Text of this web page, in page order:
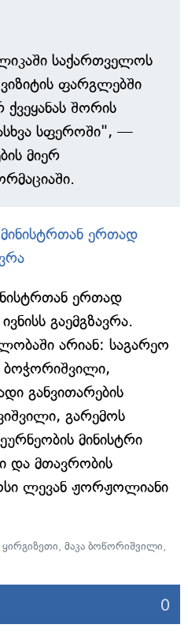
საქართველოს
ფარგლებში
შორის
სფეროში", —
მიერ
ერთად
ერთად
გაემგზავრა.
არიან: საგარეო
ბოჭორიშვილი,
განვითარების
გარემოს
მინისტრი
და მთავრობის
ლევან ჟორჟოლიანი
ყირგიზეთი, მაკა ბოწორიშვილი,
0